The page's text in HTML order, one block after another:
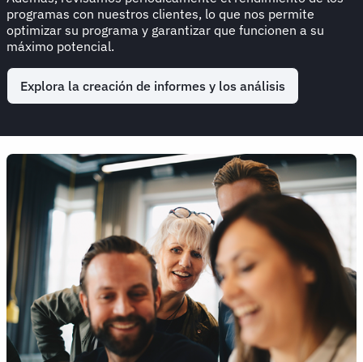
programas con nuestros clientes, lo que nos permite
optimizar su programa y garantizar que funcionen a su
máximo potencial.
Explora la creación de informes y los análisis